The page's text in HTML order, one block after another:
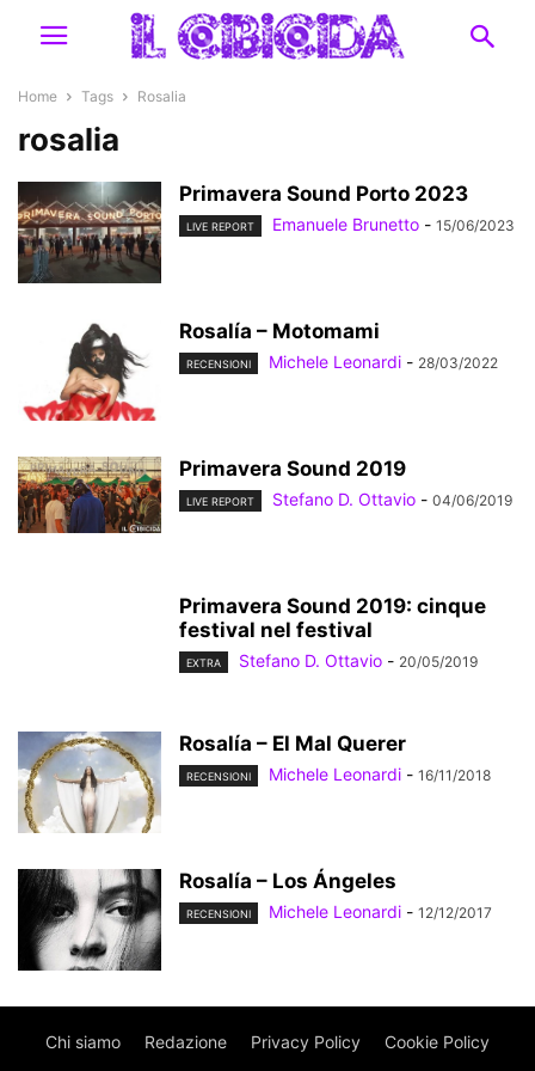
Home Tags Rosalia
rosalia
Primavera Sound Porto 2023
LIVE REPORT Emanuele Brunetto - 15/06/2023
Rosalía – Motomami
RECENSIONI Michele Leonardi - 28/03/2022
Primavera Sound 2019
LIVE REPORT Stefano D. Ottavio - 04/06/2019
Primavera Sound 2019: cinque
festival nel festival
EXTRA Stefano D. Ottavio - 20/05/2019
Rosalía – El Mal Querer
RECENSIONI Michele Leonardi - 16/11/2018
Rosalía – Los Ángeles
RECENSIONI Michele Leonardi - 12/12/2017
Chi siamo Redazione Privacy Policy Cookie Policy